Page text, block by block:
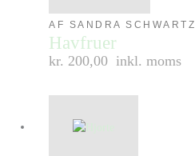
AF SANDRA SCHWARTZ
Havfruer
kr. 200,00 inkl. moms